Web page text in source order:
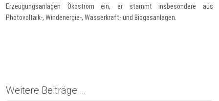
Erzeugungsanlagen Ökostrom ein, er stammt insbesondere aus
Photovoltaik-, Windenergie-, Wasserkraft- und Biogasanlagen.
Weitere Beiträge …